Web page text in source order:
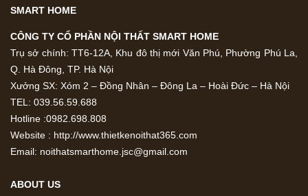
SMART HOME
CÔNG TY CỔ PHẦN NỘI THẤT SMART HOME
Trụ sở chính: TT6-12A, Khu đô thị mới Văn Phú, Phường Phú La,
Q. Hà Đông, TP. Hà Nội
Xưởng SX: Xóm 2 – Đồng Nhân – Đông La – Hoài Đức – Hà Nội
TEL: 039.56.59.688
Hotline :0982.698.808
Website : http://www.thietkenoithat365.com
Email: noithatsmarthome.jsc@gmail.com
ABOUT US